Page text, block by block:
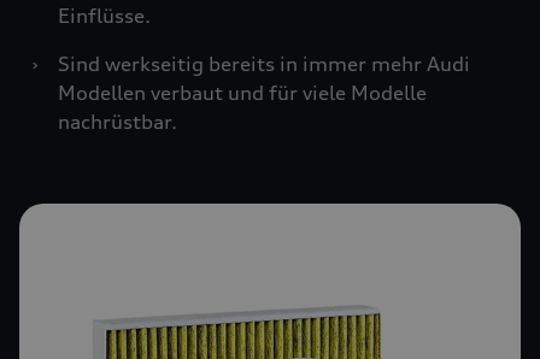
Einflüsse.
›
Sind werkseitig bereits in immer mehr Audi
Modellen verbaut und für viele Modelle
nachrüstbar.